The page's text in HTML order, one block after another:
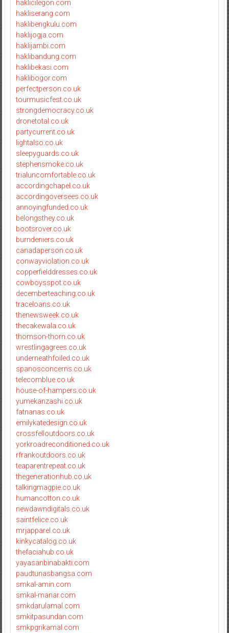
haklicilegon.com
hakliserang.com
haklibengkulu.com
haklijogja.com
haklijambi.com
haklibandung.com
haklibekasi.com
haklibogor.com
perfectperson.co.uk
tourmusicfest.co.uk
strongdemocracy.co.uk
dronetotal.co.uk
partycurrent.co.uk
lightalso.co.uk
sleepyguards.co.uk
stephensmoke.co.uk
trialuncomfortable.co.uk
accordingchapel.co.uk
accordingoversees.co.uk
annoyingfunded.co.uk
belongsthey.co.uk
bootsrover.co.uk
burndeniers.co.uk
canadaperson.co.uk
conwayviolation.co.uk
copperfielddresses.co.uk
cowboysspot.co.uk
decemberteaching.co.uk
traceloans.co.uk
thenewsweek.co.uk
thecakewala.co.uk
thomson-thorn.co.uk
wrestlingagrees.co.uk
underneathfoiled.co.uk
spanosconcerns.co.uk
telecomblue.co.uk
house-of-hampers.co.uk
yumekanzashi.co.uk
fatnanas.co.uk
emilykatedesign.co.uk
crossfelloutdoors.co.uk
yorkroadreconditioned.co.uk
rfrankoutdoors.co.uk
teaparentrepeat.co.uk
thegenerationhub.co.uk
talkingmagpie.co.uk
humancotton.co.uk
newdawndigitals.co.uk
saintfelice.co.uk
mrjapparel.co.uk
kinkycatalog.co.uk
thefaciahub.co.uk
yayasanbinabakti.com
paudtunasbangsa.com
smkal-amin.com
smkal-manar.com
smkdarulamal.com
smkitpasundan.com
smkpgrikamal.com